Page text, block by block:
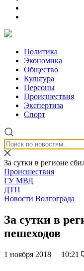
Политика
Экономика
Общество
Культура
Персоны
Происшествия
Экспертиза
Спорт
За сутки в регионе
Происшествия
ГУ МВД
ДТП
Новости Волгограда
За сутки в
пешеходов
1 ноября 2018 10:21